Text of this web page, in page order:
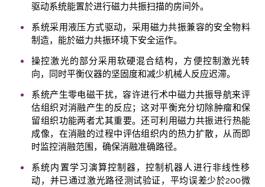
驱动系统能置於进行磁力共振扫描的房间外。
系统采用液压方式驱动，采用磁力共振兼容的安全物料
制造，能於磁力共振环境下安全运作。
操控激光的部分采用软硬混合结构，方便控制激光转
向，同时平衡仪器的坚固度和减少机械人反应迟滞。
系统产生零电磁干扰，容许进行术中磁力共振导航来评
估组织对消融产生的反应；这对平衡充分切除肿瘤和保
留组织功能两者尤其重要。还可利用磁力共振进行热能
成像，在消融的过程中评估组织内的热力扩散，从而即
时监控消融范围，确保消融准确路径。
系统内置学习演算控制器，控制机器人进行非线性移
动，并已通过激光路径测试验证，平均误差少於200微